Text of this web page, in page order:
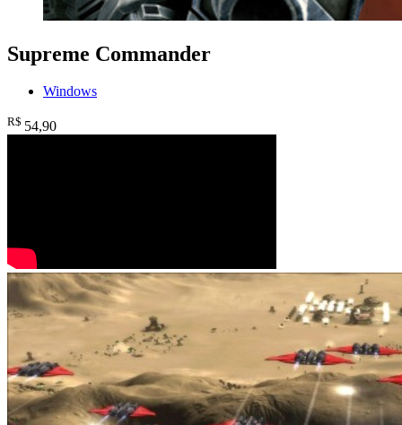
Supreme Commander
Windows
R$ 54,90